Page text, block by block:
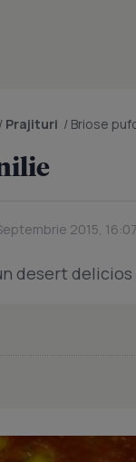
/ Prajituri / Briose
2015, 16:07
desert delicios